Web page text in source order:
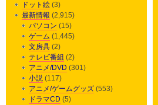
ドット絵 (3)
最新情報 (2,915)
パソコン (15)
ゲーム (1,445)
文房具 (2)
テレビ番組 (2)
アニメ/DVD (301)
小説 (117)
アニメ/ゲームグッズ (553)
ドラマCD (5)